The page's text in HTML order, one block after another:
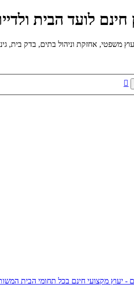
חינם לועד הבית
משפטי, אחזקת וניהול בתים, בדק בית,
- יעוץ מקצועי חינם בכל תחומי הבית